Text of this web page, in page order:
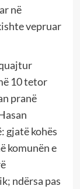
në
vepruar
10 tetor
pranë
gjatë kohës
komunën e
ndërsa pas